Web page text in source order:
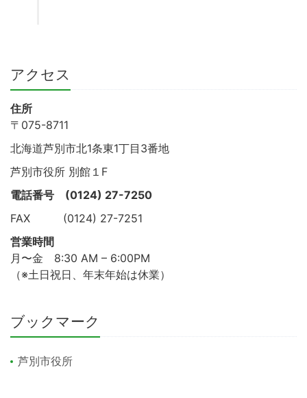
アクセス
住所
〒075-8711
北海道芦別市北1条東1丁目3番地
芦別市役所 別館１F
電話番号 (0124) 27-7250
FAX (0124) 27-7251
営業時間
月〜金 8:30 AM – 6:00PM
（※土日祝日、年末年始は休業）
ブックマーク
芦別市役所